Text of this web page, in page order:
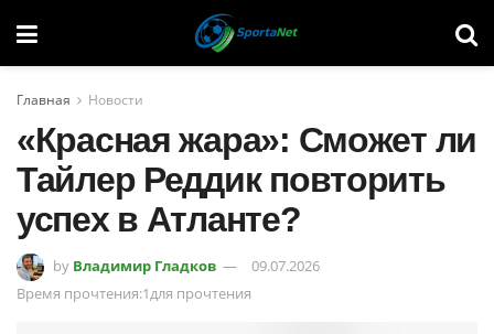
Главная Новости
«Красная жара»: Сможет ли
Тайлер Реддик повторить
успех в Атланте?
by Владимир Гладков
09.07.2026
Время прочтения:1для прочтения